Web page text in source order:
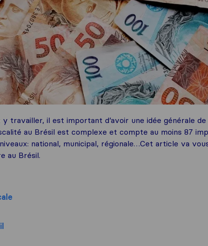
y travailler, il est important d’avoir une idée générale de
au Brésil est complexe et compte au moins 87
national, municipal, régionale…Cet article va
au Brésil.